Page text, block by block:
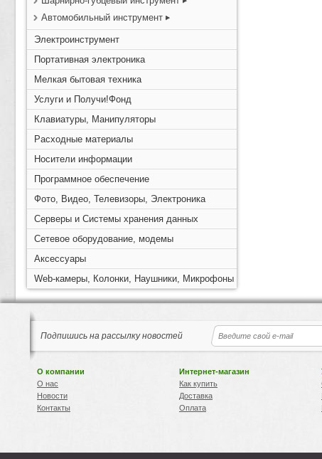
Автомобильный инструмент
Электроинструмент
Портативная электроника
Мелкая бытовая техника
Услуги и Получи!Фонд
Клавиатуры, Манипуляторы
Расходные материалы
Носители информации
Программное обеспечение
Фото, Видео, Телевизоры, Электроника
Серверы и Системы хранения данных
Сетевое оборудование, модемы
Аксессуары
Web-камеры, Колонки, Наушники, Микрофоны
Подпишись на рассылку новостей
О компании
О нас
Новости
Контакты
Интернет-магазин
Как купить
Доставка
Оплата